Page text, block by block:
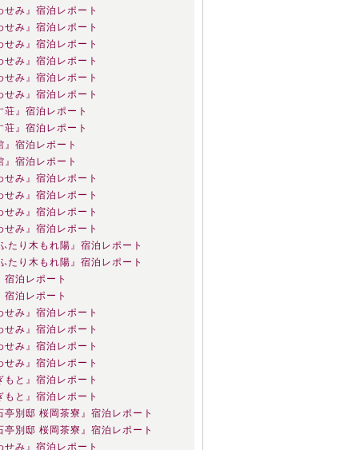
せみ』宿泊レポート
せみ』宿泊レポート
せみ』宿泊レポート
せみ』宿泊レポート
せみ』宿泊レポート
せみ』宿泊レポート
荘』宿泊レポート
荘』宿泊レポート
』宿泊レポート
』宿泊レポート
せみ』宿泊レポート
せみ』宿泊レポート
せみ』宿泊レポート
せみ』宿泊レポート
たり木もれ陽』宿泊レポート
たり木もれ陽』宿泊レポート
宿泊レポート
宿泊レポート
せみ』宿泊レポート
せみ』宿泊レポート
せみ』宿泊レポート
せみ』宿泊レポート
もと』宿泊レポート
もと』宿泊レポート
亭別邸 桜岡茶寮』宿泊レポート
亭別邸 桜岡茶寮』宿泊レポート
せみ』宿泊レポート